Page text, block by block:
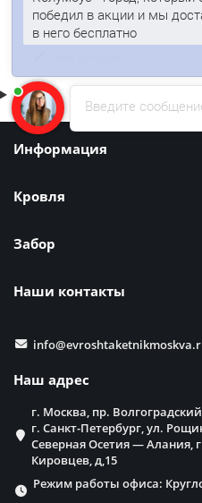
Быстрый заказ
Информация
Кровля
Забор
Наши контакты
Наш адрес
г. Москва, пр.
г. Санкт-Петербург, ул.
Северная Осетия — Алания,
Кировцев, д,15
Режим работы офиса:
Введите
Колумбус - город, который
победил в акции и мы
в него бесплатно